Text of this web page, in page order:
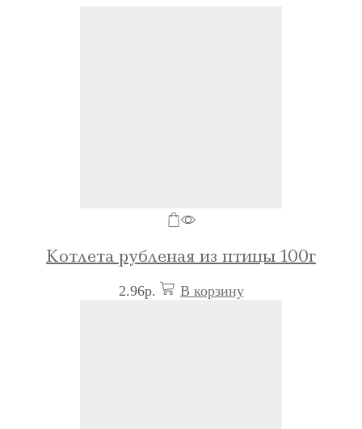
Котлета рубленая из птицы 100г
2.96р. В корзину